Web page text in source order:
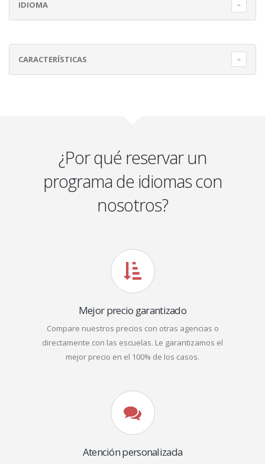
IDIOMA
CARACTERÍSTICAS
¿Por qué reservar un
programa de idiomas con
nosotros?
Mejor precio garantizado
Compare nuestros precios con otras agencias o
directamente con las escuelas. Le garantizamos el
mejor precio en el 100% de los casos.
Atención personalizada